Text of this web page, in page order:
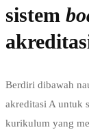
sistem
Berdiri dibawah
akreditasi A untuk
kurikulum yang